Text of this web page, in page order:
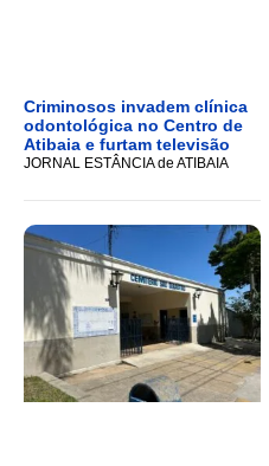
Criminosos invadem clínica
odontológica no Centro de
Atibaia e furtam televisão
JORNAL ESTÂNCIA de ATIBAIA